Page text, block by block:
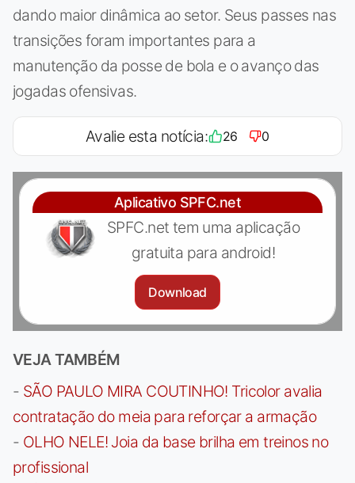
dando maior dinâmica ao setor. Seus passes nas
transições foram importantes para a
manutenção da posse de bola e o avanço das
jogadas ofensivas.
Avalie esta notícia: 26 0
Aplicativo SPFC.net
SPFC.net tem uma aplicação
gratuita para android!
Download
VEJA TAMBÉM
- SÃO PAULO MIRA COUTINHO! Tricolor avalia
contratação do meia para reforçar a armação
- OLHO NELE! Joia da base brilha em treinos no
profissional